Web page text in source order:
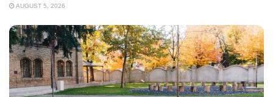
AUGUST 5, 2026